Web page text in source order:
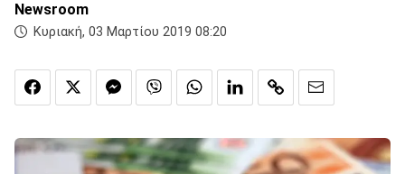
Newsroom
Κυριακή, 03 Μαρτίου 2019 08:20